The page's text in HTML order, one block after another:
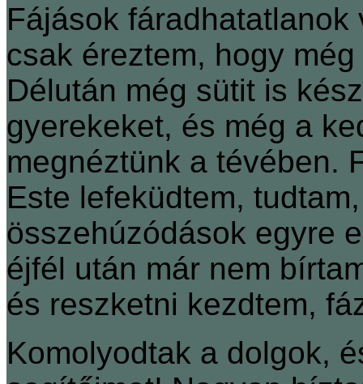
Fájások
csak éreztem, hogy
Délután még sütit is
gyerekeket, és még a
megnéztünk a tévében.
Este lefeküdtem,
összehúzódások egyre
éjfél után már nem
és reszketni kezdtem,
Komolyodtak a dolgok,